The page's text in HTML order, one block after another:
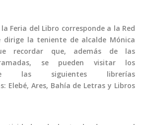
Feria del Libro corresponde a la Red
dirige la teniente de alcalde Mónica
recordar que, además de las
se pueden visitar los
las siguientes librerías
Elebé, Ares, Bahía de Letras y Libros